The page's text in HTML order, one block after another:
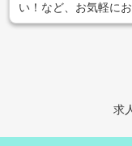
い！など、お気軽に
求